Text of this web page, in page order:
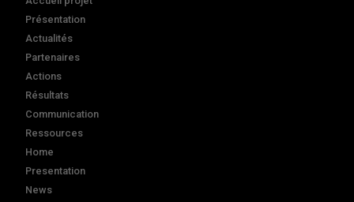
Présentation
Actualités
Partenaires
Actions
Résultats
Communication
Ressources
Home
Presentation
News